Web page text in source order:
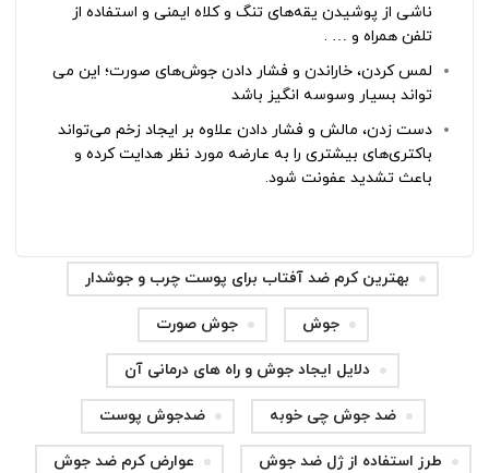
ناشی از پوشیدن یقه‌های تنگ و کلاه ایمنی و استفاده از
تلفن همراه و … .
لمس کردن، خاراندن و فشار دادن جوش‌های صورت؛ این می
تواند بسیار وسوسه‌ انگیز باشد
دست زدن، مالش و فشار دادن علاوه بر ایجاد زخم می‌تواند
باکتری‌های بیشتری را به عارضه مورد نظر هدایت کرده و
باعث تشدید عفونت شود.
بهترین کرم ضد آفتاب برای پوست چرب و جوشدار
جوش جوش صورت
دلایل ایجاد جوش‌ و راه های درمانی آن
ضد جوش چی خوبه ضدجوش پوست
طرز استفاده از ژل ضد جوش عوارض کرم ضد جوش